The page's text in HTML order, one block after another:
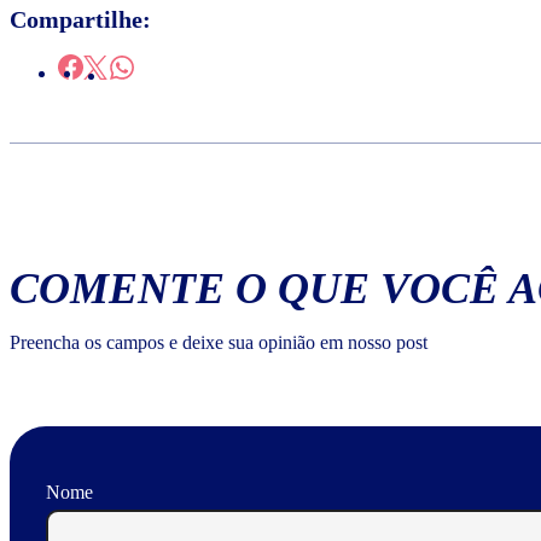
Compartilhe:
COMENTE O QUE VOCÊ
Preencha os campos e deixe sua opinião em nosso post
Nome